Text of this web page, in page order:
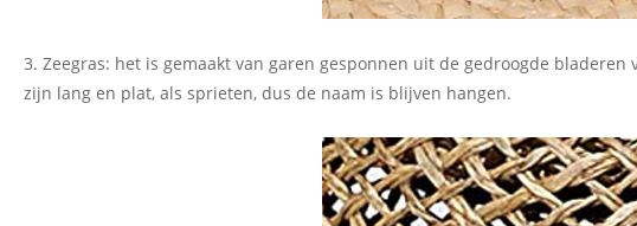
3. Zeegras: het is gemaakt van garen gesponnen uit de gedroogde
zijn lang en plat, als sprieten, dus de naam is blijven hangen.